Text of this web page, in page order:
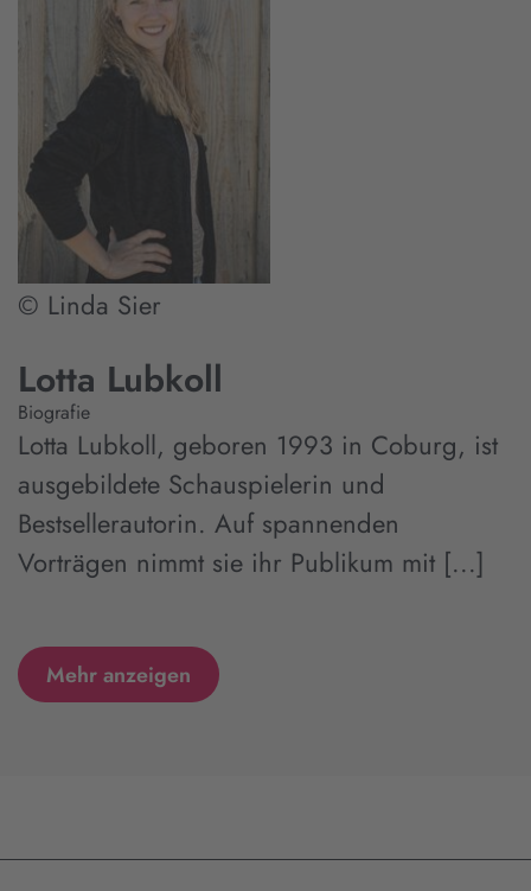
© Linda Sier
Lotta Lubkoll
Biografie
Lotta Lubkoll, geboren 1993 in Coburg, ist
ausgebildete Schauspielerin und
Bestsellerautorin. Auf spannenden
Vorträgen nimmt sie ihr Publikum mit [...]
Mehr anzeigen